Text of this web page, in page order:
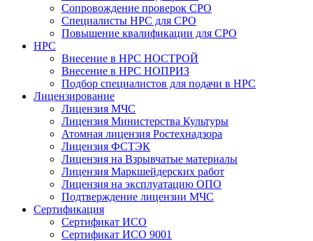
Сопровождение проверок СРО
Специалисты НРС для СРО
Повышение квалификации для СРО
НРС
Внесение в НРС НОСТРОЙ
Внесение в НРС НОПРИЗ
Подбор специалистов для подачи в НРС
Лицензирование
Лицензия МЧС
Лицензия Министерства Культуры
Атомная лицензия Ростехнадзора
Лицензия ФСТЭК
Лицензия на Взрывчатые материалы
Лицензия Маркшейдерских работ
Лицензия на эксплуатацию ОПО
Подтверждение лицензии МЧС
Сертификация
Сертификат ИСО
Сертификат ИСО 9001